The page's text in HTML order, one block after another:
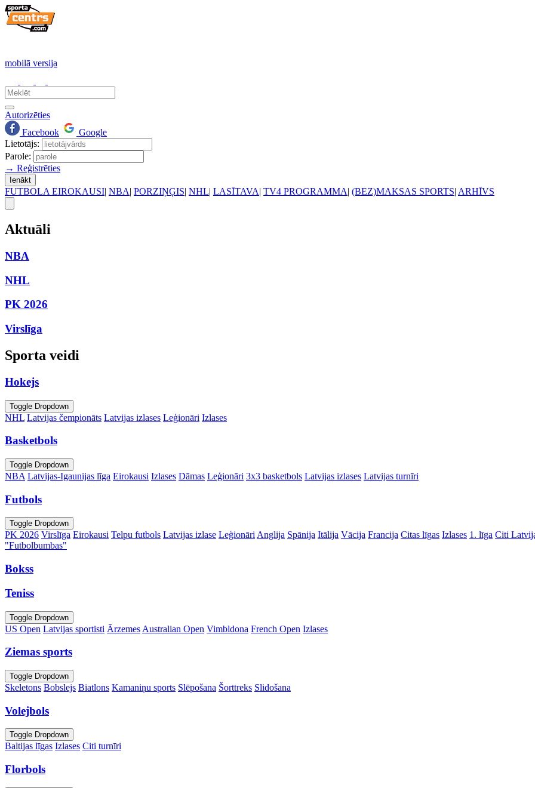
mobilā versija
Autorizēties
Facebook
Google
Lietotājs:
Parole:
→ Reģistrēties
Ienākt
FUTBOLA EIROKAUSI| NBA| PORZIŅĢIS| NHL| LASĪTAVA| TV4 PROGRAMMA| (BEZ)MAKSAS SPORTS| ARHĪVS
Aktuāli
NBA
NHL
PK 2026
Virslīga
Sporta veidi
Hokejs
Toggle Dropdown
NHL Latvijas čempionāts Latvijas izlases Leģionāri Izlases
Basketbols
Toggle Dropdown
NBA Latvijas-Igaunijas līga Eirokausi Izlases Dāmas Leģionāri 3x3 basketbols Latvijas izlases Latvijas turnīri
Futbols
Toggle Dropdown
PK 2026 Virslīga Eirokausi Telpu futbols Latvijas izlase Leģionāri Anglija Spānija Itālija Vācija Francija Citas līgas Izlases 1. līga Citi
"Futbolbumbas"
Bokss
Teniss
Toggle Dropdown
US Open Latvijas sportisti Ārzemes Australian Open Vimbldona French Open Izlases
Ziemas sports
Toggle Dropdown
Skeletons Bobslejs Biatlons Kamaniņu sports Slēpošana Šorttreks Slidošana
Volejbols
Toggle Dropdown
Baltijas līgas Izlases Citi turnīri
Florbols